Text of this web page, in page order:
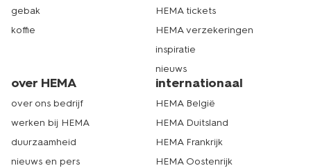
gebak
koffie
HEMA tickets
HEMA verzekeringen
inspiratie
nieuws
over HEMA
over ons bedrijf
werken bij HEMA
duurzaamheid
nieuws en pers
internationaal
HEMA België
HEMA Duitsland
HEMA Frankrijk
HEMA Oostenrijk